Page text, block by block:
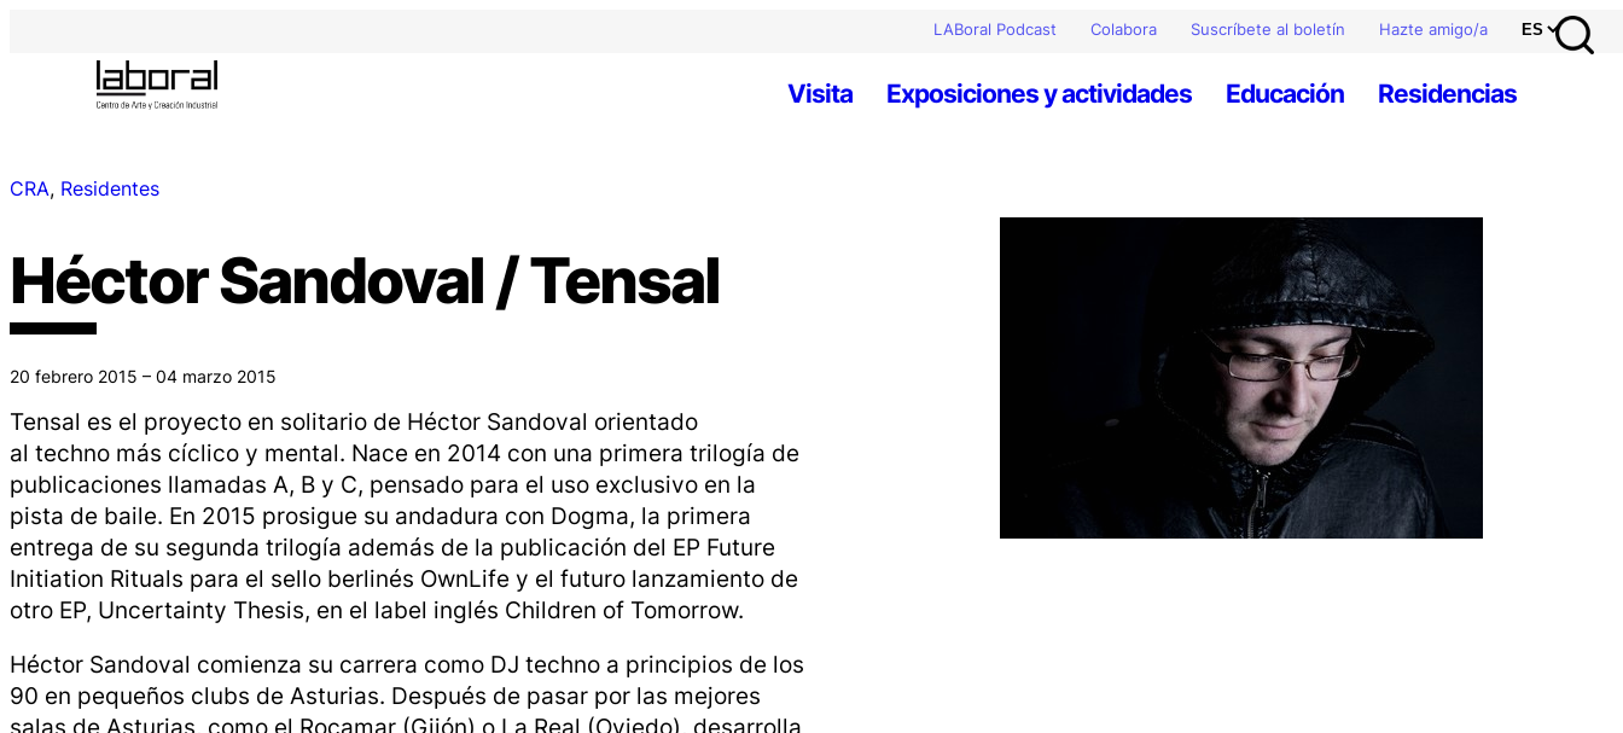
LABoral Podcast Colabora Suscríbete al boletín Hazte amigo/a
Visita Exposiciones y actividades Educación Residencias
CRA, Residentes
Héctor Sandoval / Tensal
20 febrero 2015 – 04 marzo 2015
Tensal es el proyecto en solitario de Héctor Sandoval orientado
al techno más cíclico y mental. Nace en 2014 con una primera trilogía de
publicaciones llamadas A, B y C, pensado para el uso exclusivo en la
pista de baile. En 2015 prosigue su andadura con Dogma, la primera
entrega de su segunda trilogía además de la publicación del EP Future
Initiation Rituals para el sello berlinés OwnLife y el futuro lanzamiento de
otro EP, Uncertainty Thesis, en el label inglés Children of Tomorrow.
Héctor Sandoval comienza su carrera como DJ techno a principios de los
90 en pequeños clubs de Asturias. Después de pasar por las mejores